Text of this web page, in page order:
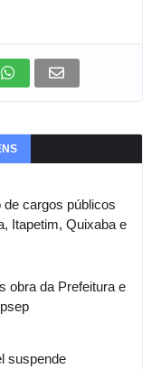
cargos públicos
Itapetim, Quixaba e
obra da Prefeitura e
suspende